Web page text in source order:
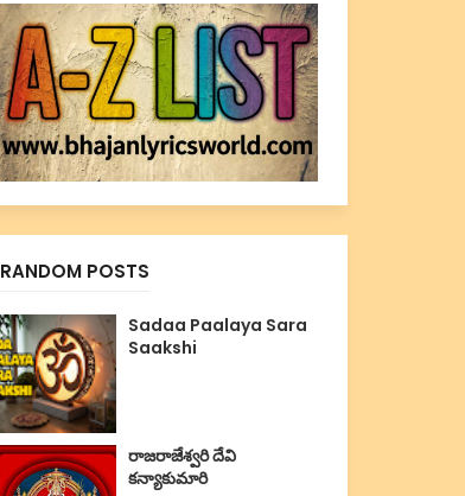
RANDOM POSTS
Sadaa Paalaya Sara
Saakshi
రాజరాజేశ్వరి దేవి
కన్యాకుమారి